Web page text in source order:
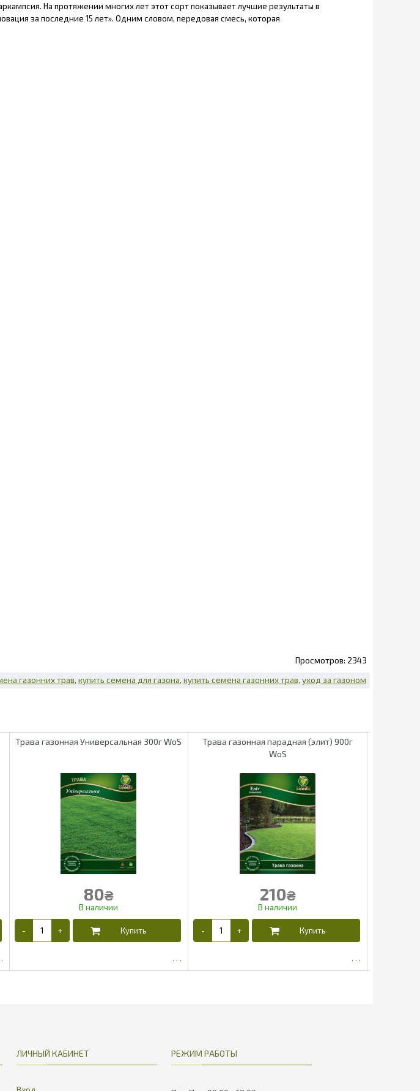
На протяжении многих лет этот сорт показывает лучшие результаты в
за последние 15 лет». Одним словом, передовая смесь, которая
2343
газонних трав купить семена для газона купить семена газонних трав уход за газоном
Трава газонная Универсальная 300г WoS
80₴
Трава газонная парадная (элит) 900г
WoS
210₴
ЛИЧНЫЙ КАБИНЕТ РЕЖИМ РАБОТЫ